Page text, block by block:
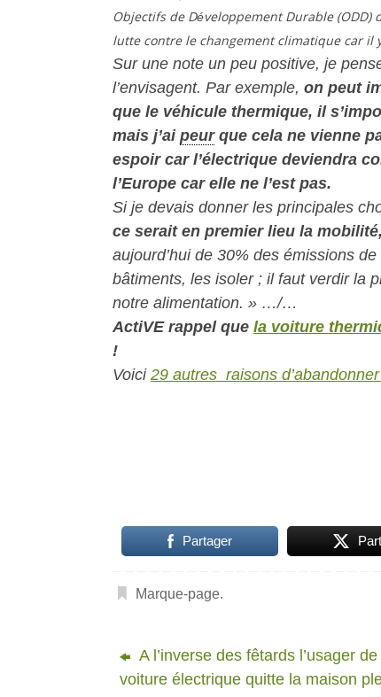
Objectifs de Développement Durable (ODD)
lutte contre le changement climatique car il
Sur une note un peu positive, je
l’envisagent. Par exemple, on peut
que le véhicule thermique, il
mais j’ai peurque cela ne vienne
espoir car l’électrique deviendra
l’Europe car elle ne l’est pas.
Si je devais donner les principales
ce serait en premier lieu la mobilité,
aujourd’hui de 30% des émissions de
bâtiments, les isoler ; il faut verdir la
notre alimentation. » …/…
ActiVE rappel que la voiture
!
Voici 29 autres raisons
Partager
Marque-page
A l’inverse des fêtards l’usager de
voiture électrique quitte la maison